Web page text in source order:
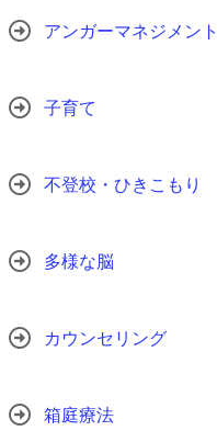
アンガーマネジメント
子育て
不登校・ひきこもり
多様な脳
カウンセリング
箱庭療法